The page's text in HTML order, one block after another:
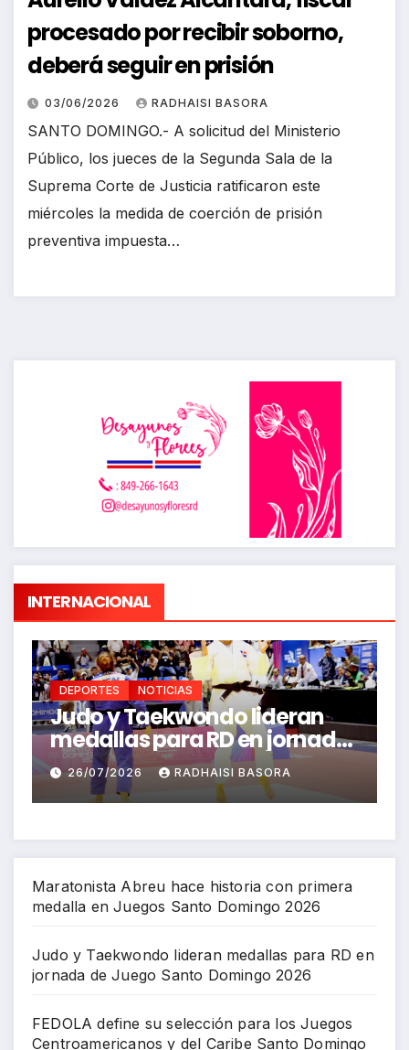
procesado por recibir soborno,
deberá seguir en prisión
03/06/2026 RADHAISI BASORA
SANTO DOMINGO.- A solicitud del Ministerio
Público, los jueces de la Segunda Sala de la
Suprema Corte de Justicia ratificaron este
miércoles la medida de coerción de prisión
preventiva impuesta…
INTERNACIONAL
DEPORTES NOTICIAS
FEDOLA define su selección
para los Juegos
Centroamericanos y del
Caribe Santo Domingo 2026
26/07/2026 RICHARD BAZIL
Maratonista Abreu hace historia con primera
medalla en Juegos Santo Domingo 2026
Judo y Taekwondo lideran medallas para RD en
jornada de Juego Santo Domingo 2026
FEDOLA define su selección para los Juegos
Centroamericanos y del Caribe Santo Domingo